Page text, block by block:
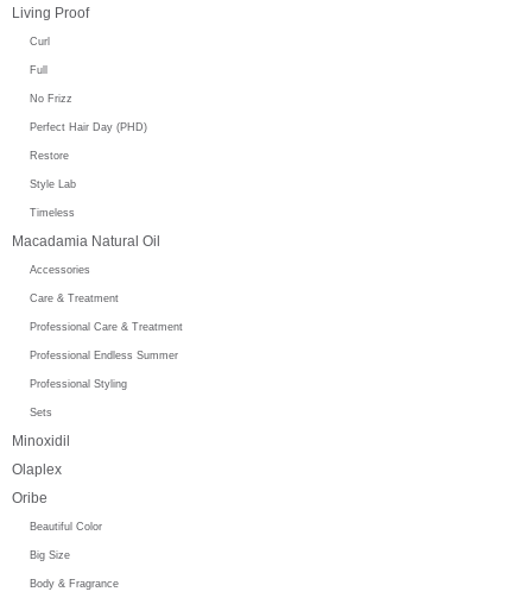
Living Proof
Curl
Full
No Frizz
Perfect Hair Day (PHD)
Restore
Style Lab
Timeless
Macadamia Natural Oil
Accessories
Care & Treatment
Professional Care & Treatment
Professional Endless Summer
Professional Styling
Sets
Minoxidil
Olaplex
Oribe
Beautiful Color
Big Size
Body & Fragrance